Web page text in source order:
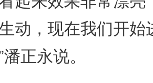
动，现在我们开始
正永说。